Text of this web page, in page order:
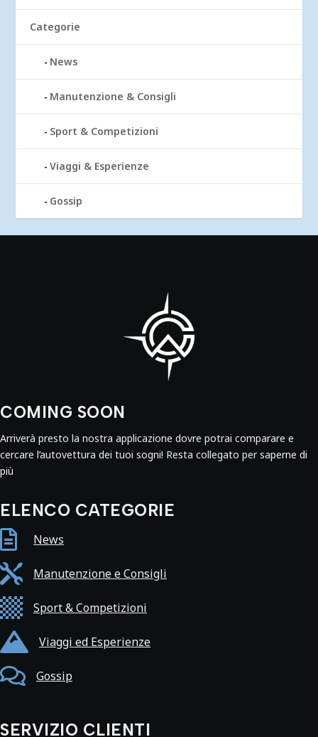
Categorie
News
Manutenzione & Consigli
Sport & Competizioni
Viaggi & Esperienze
Gossip
COMING SOON
Arriverà presto la nostra applicazione dovre potrai comparare e
cercare l’autovettura dei tuoi sogni! Resta collegato per saperne di
più
ELENCO CATEGORIE
 News
 Manutenzione e Consigli
 Sport & Competizioni
 Viaggi ed Esperienze
 Gossip
SERVIZIO CLIENTI